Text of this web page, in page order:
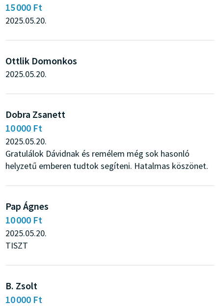
15 000 Ft
2025.05.20.
Ottlik Domonkos
2025.05.20.
Dobra Zsanett
10 000 Ft
2025.05.20.
Gratulálok Dávidnak és remélem még sok hasonló
helyzetű emberen tudtok segíteni. Hatalmas köszönet.
Pap Ágnes
10 000 Ft
2025.05.20.
TISZT
B. Zsolt
10 000 Ft